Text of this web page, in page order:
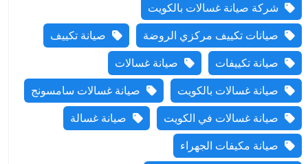
شركة صيانة غسالات بالكويت
صيانات تكييف مركزي الروضة
صيانة تكييف
صيانة تكييفات
صيانة غسالات
صيانة غسالات بالكويت
صيانة غسالات سامسونج
صيانة غسالات في الكويت
صيانة غسالة
صيانة مكيفات الجهراء